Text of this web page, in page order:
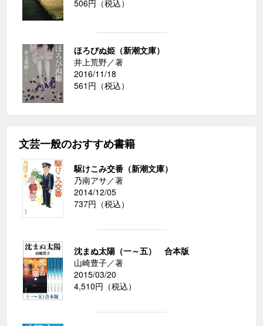
506円（税込）
ほろびぬ姫（新潮文庫）
井上荒野／著
2016/11/18
561円（税込）
文芸一般のおすすめ書籍
駆けこみ交番（新潮文庫）
乃南アサ／著
2014/12/05
737円（税込）
沈まぬ太陽（一～五） 合本版
山崎豊子／著
2015/03/20
4,510円（税込）